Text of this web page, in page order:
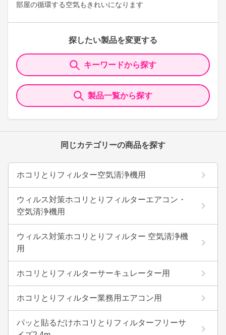
部屋の循環する空気もきれいになります
探したい製品を変更する
キーワードから探す
製品一覧から探す
同じカテゴリーの商品を探す
ホコリとりフィルター空気清浄機用
ウィルス対策ホコリとりフィルターエアコン・
空気清浄機用
ウィルス対策ホコリとりフィルター 空気清浄機
用
ホコリとりフィルターサーキュレーター用
ホコリとりフィルター業務用エアコン用
パッと貼るだけホコリとりフィルターフリーサ